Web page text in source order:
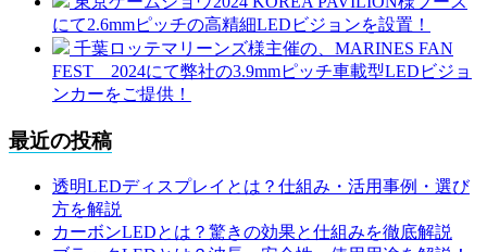
にて2.6mmピッチの高精細LEDビジョンを設置！
千葉ロッテマリーンズ様主催の、MARINES FAN
FEST 2024にて弊社の3.9mmピッチ車載型LEDビジョ
ンカーをご提供！
最近の投稿
透明LEDディスプレイとは？仕組み・活用事例・選び
方を解説
カーボンLEDとは？驚きの効果と仕組みを徹底解説